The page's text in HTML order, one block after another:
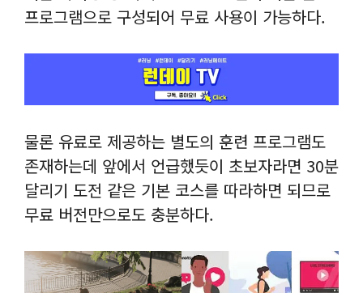
프로그램으로 구성되어 무료 사용이 가능하다.
물론 유료로 제공하는 별도의 훈련 프로그램도
존재하는데 앞에서 언급했듯이 초보자라면 30분
달리기 도전 같은 기본 코스를 따라하면 되므로
무료 버전만으로도 충분하다.